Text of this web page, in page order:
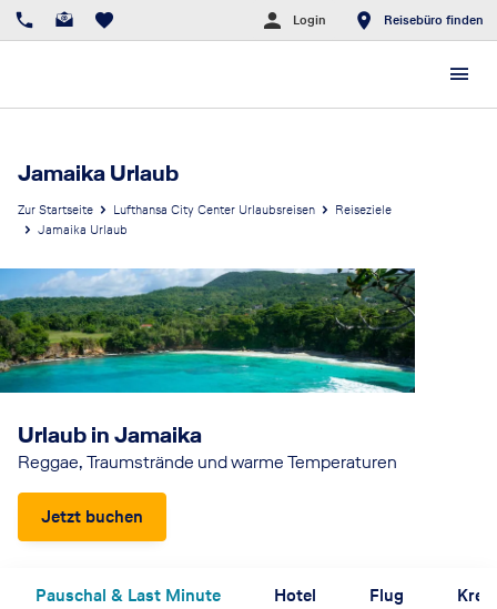
Login Reisebüro finden
Jamaika Urlaub
Zur Startseite Lufthansa City Center Urlaubsreisen
Reiseziele
Jamaika Urlaub
Urlaub in Jamaika
Reggae, Traumstrände und warme Temperaturen
Jetzt buchen
Pauschal & Last Minute Hotel Flug